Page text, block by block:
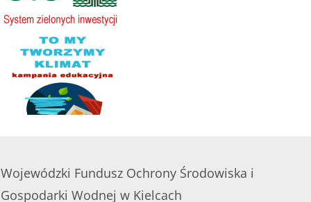
Wojewódzki Fundusz Ochrony Środowiska i
Gospodarki Wodnej w Kielcach